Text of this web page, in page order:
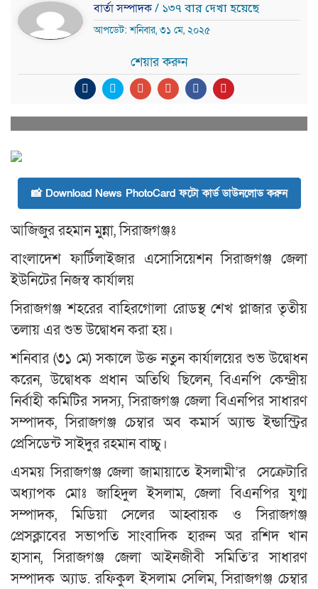
বার্তা সম্পাদক/ ১৩৭ বার দেখা হয়েছে
আপডেট: শনিবার, ৩১ মে, ২০২৫
শেয়ার করুন
📸 Download News PhotoCard ফটো কার্ড ডাউনলোড করুন
আজিজুর রহমান মুন্না, সিরাজগঞ্জঃ
বাংলাদেশ ফার্টিলাইজার এসোসিয়েশন সিরাজগঞ্জ জেলা
ইউনিটের নিজস্ব কার্যালয়
সিরাজগঞ্জ শহরের বাহিরগোলা রোডস্থ শেখ প্লাজার তৃতীয়
তলায় এর শুভ উদ্বোধন করা হয়।
শনিবার (৩১ মে) সকালে উক্ত নতুন কার্যালয়ের শুভ উদ্বোধন
করেন, উদ্বোধক প্রধান অতিথি ছিলেন, বিএনপি কেন্দ্রীয়
নির্বাহী কমিটির সদস্য, সিরাজগঞ্জ জেলা বিএনপির সাধারণ
সম্পাদক, সিরাজগঞ্জ চেম্বার অব কমার্স অ্যান্ড ইন্ডাস্ট্রির
প্রেসিডেন্ট সাইদুর রহমান বাচ্চু।
এসময় সিরাজগঞ্জ জেলা জামায়াতে ইসলামী’র সেক্রেটারি
অধ্যাপক মোঃ জাহিদুল ইসলাম, জেলা বিএনপির যুগ্ম
সম্পাদক, মিডিয়া সেলের আহ্বায়ক ও সিরাজগঞ্জ
প্রেসক্লাবের সভাপতি সাংবাদিক হারুন অর রশিদ খান
হাসান, সিরাজগঞ্জ জেলা আইনজীবী সমিতি’র সাধারণ
সম্পাদক অ্যাড. রফিকুল ইসলাম সেলিম, সিরাজগঞ্জ চেম্বার